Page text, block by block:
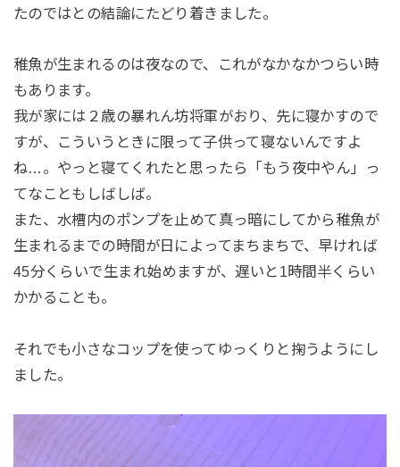
たのではとの結論にたどり着きました。
稚魚が生まれるのは夜なので、これがなかなかつらい時
もあります。
我が家には２歳の暴れん坊将軍がおり、先に寝かすので
すが、こういうときに限って子供って寝ないんですよ
ね…。やっと寝てくれたと思ったら「もう夜中やん」っ
てなこともしばしば。
また、水槽内のポンプを止めて真っ暗にしてから稚魚が
生まれるまでの時間が日によってまちまちで、早ければ
45分くらいで生まれ始めますが、遅いと1時間半くらい
かかることも。
それでも小さなコップを使ってゆっくりと掬うようにし
ました。